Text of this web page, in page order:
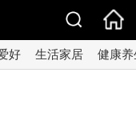
好 生活家居 健康养